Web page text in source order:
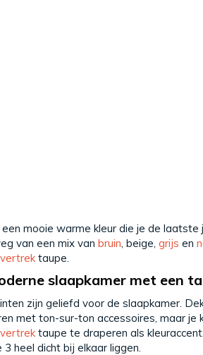
een mooie warme kleur die je de
van een mix van bruin , beige, grijs en
taupe.
slaapkamer met een
zijn geliefd voor de slaapkamer.
met ton-sur-ton accessoires, maar je
taupe te draperen als
3 heel dicht bij elkaar liggen.